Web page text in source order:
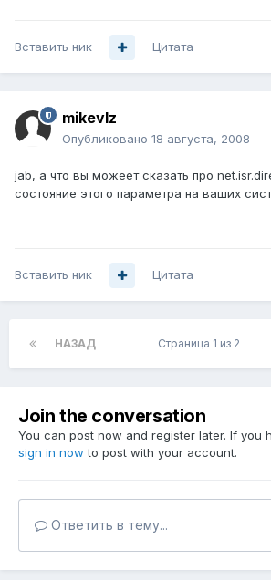
Вставить ник Цитата
mikevlz
Опубликовано 18 августа, 2008
jab, а что вы можеет сказать про
состояние этого параметра на ваших
Вставить ник Цитата
НАЗАД Страница 1 из 2
Join the conversation
You can post now and register later. If you
sign in now to post with your account.
Ответить в тему...